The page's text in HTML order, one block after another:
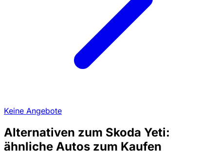
Keine Angebote
Alternativen zum Skoda Yeti:
ähnliche Autos zum Kaufen